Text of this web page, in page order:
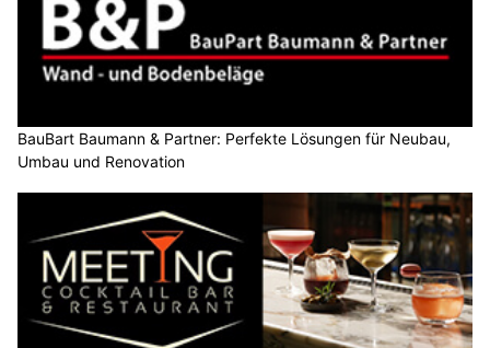
BauBart Baumann & Partner: Perfekte Lösungen für Neubau,
Umbau und Renovation